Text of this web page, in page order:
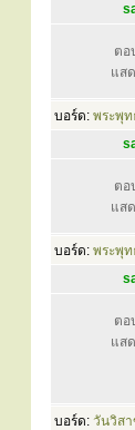
ตอ
แส
บอร์ด: พระพุท
ตอ
แส
บอร์ด: พระพุท
ตอ
แส
บอร์ด: วันวิส